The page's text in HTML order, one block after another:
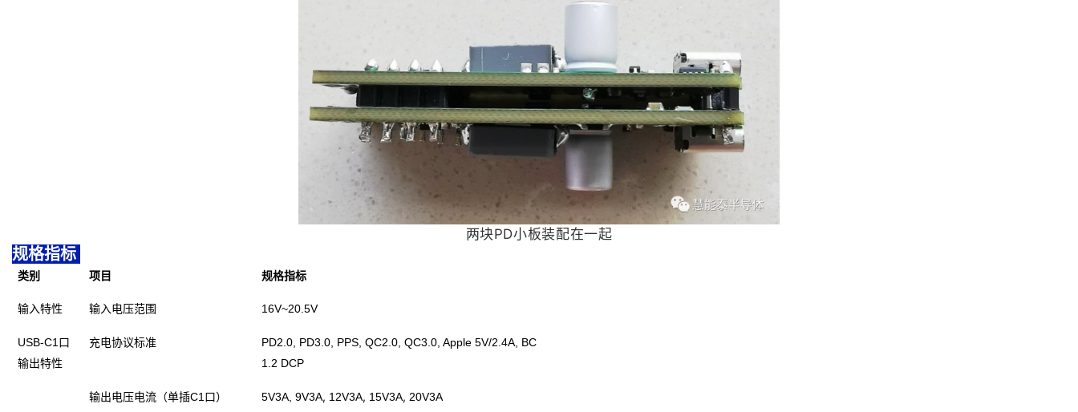
两块PD小板装配在一起
规格指标
类别 项目 规格指标
输入特性 输入电压范围 16V~20.5V
USB-C1 口
输出特性
充电协议标准
PD2.0, PD3.0, PPS, QC2.0, QC3.0, Apple 5V/2.4A, BC
1.2 DCP
输出电压电流（单插C1 口） 5V3A, 9V3A, 12V3A, 15V3A, 20V3A